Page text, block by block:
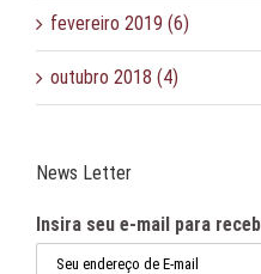
fevereiro 2019 (6)
outubro 2018 (4)
News Letter
Insira seu e-mail para